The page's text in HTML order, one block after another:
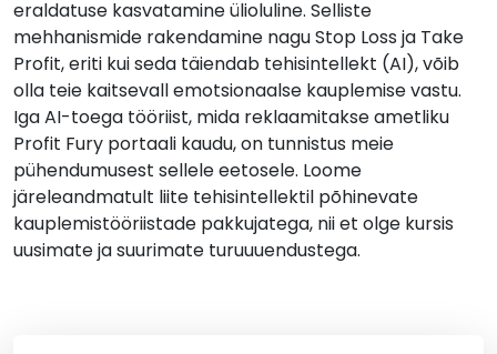
eraldatuse kasvatamine ülioluline. Selliste
mehhanismide rakendamine nagu Stop Loss ja Take
Profit, eriti kui seda täiendab tehisintellekt (AI), võib
olla teie kaitsevall emotsionaalse kauplemise vastu.
Iga AI-toega tööriist, mida reklaamitakse ametliku
Profit Fury portaali kaudu, on tunnistus meie
pühendumusest sellele eetosele. Loome
järeleandmatult liite tehisintellektil põhinevate
kauplemistööriistade pakkujatega, nii et olge kursis
uusimate ja suurimate turuuuendustega.